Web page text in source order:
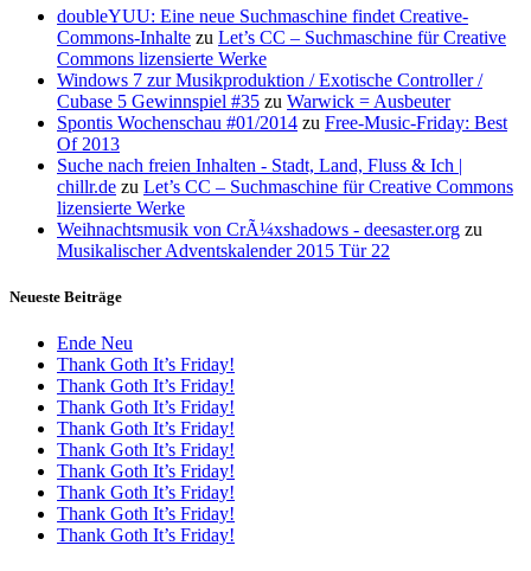
doubleYUU: Eine neue Suchmaschine findet Creative-
Commons-Inhalte zu Let’s CC – Suchmaschine für Creative
Commons lizensierte Werke
Windows 7 zur Musikproduktion / Exotische Controller /
Cubase 5 Gewinnspiel #35 zu Warwick = Ausbeuter
Spontis Wochenschau #01/2014 zu Free-Music-Friday: Best
Of 2013
Suche nach freien Inhalten - Stadt, Land, Fluss & Ich |
chillr.de zu Let’s CC – Suchmaschine für Creative Commons
lizensierte Werke
Weihnachtsmusik von CrÃ¼xshadows - deesaster.org zu
Musikalischer Adventskalender 2015 Tür 22
Neueste Beiträge
Ende Neu
Thank Goth It’s Friday!
Thank Goth It’s Friday!
Thank Goth It’s Friday!
Thank Goth It’s Friday!
Thank Goth It’s Friday!
Thank Goth It’s Friday!
Thank Goth It’s Friday!
Thank Goth It’s Friday!
Thank Goth It’s Friday!